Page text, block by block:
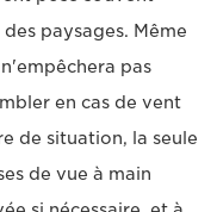
paysages. Même
pas
en cas de vent
de situation, la seule
de vue à main